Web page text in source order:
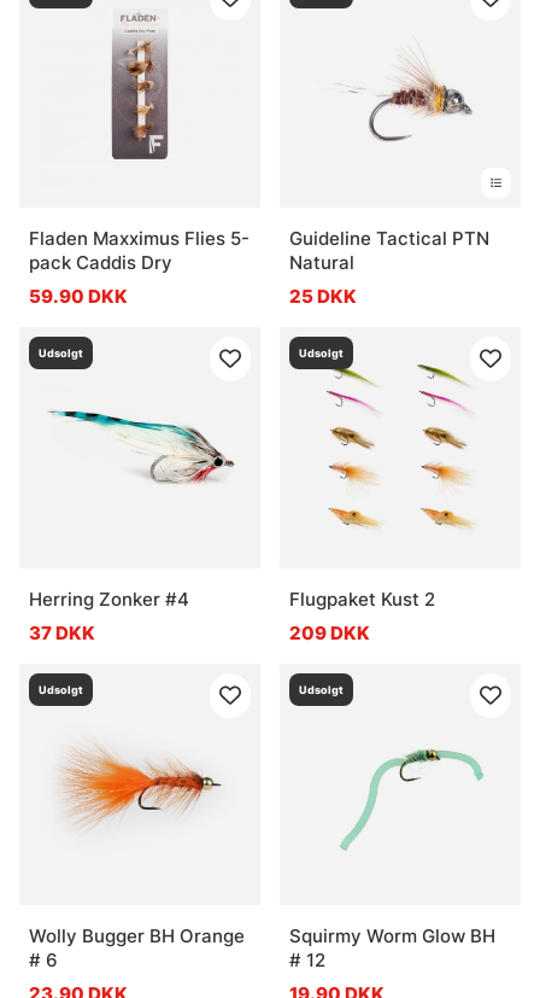
Fladen Maxximus Flies 5-
pack Caddis Dry
59.90 DKK
Guideline Tactical PTN
Natural
25 DKK
Udsolgt
Herring Zonker #4
37 DKK
Udsolgt
Flugpaket Kust 2
209 DKK
Udsolgt
Wolly Bugger BH Orange
# 6
23.90 DKK
Udsolgt
Squirmy Worm Glow BH
# 12
19.90 DKK